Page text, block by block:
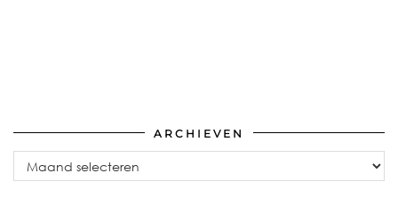
ARCHIEVEN
Archieven